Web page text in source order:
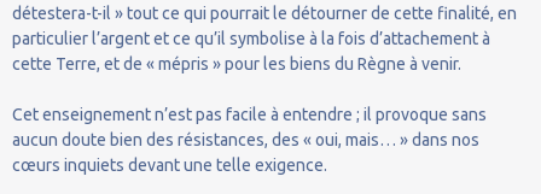
détestera-t-il » tout ce qui pourrait le détourner de cette finalité, en
particulier l’argent et ce qu’il symbolise à la fois d’attachement à
cette Terre, et de « mépris » pour les biens du Règne à venir.
Cet enseignement n’est pas facile à entendre ; il provoque sans
aucun doute bien des résistances, des « oui, mais… » dans nos
cœurs inquiets devant une telle exigence.